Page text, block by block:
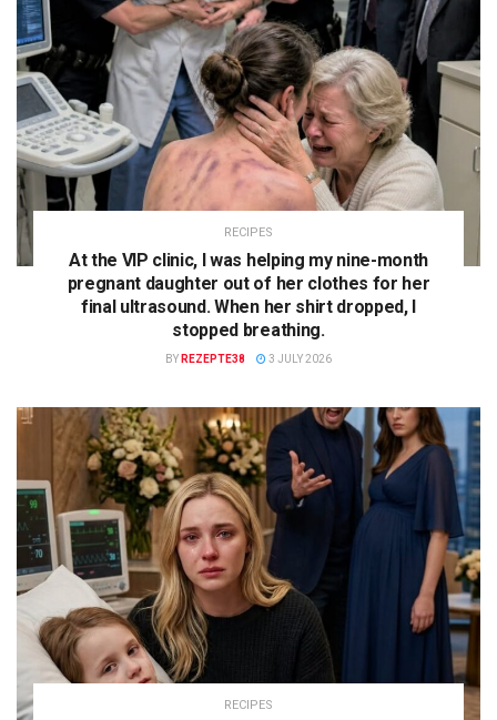
RECIPES
At the VIP clinic, I was helping my nine-month
pregnant daughter out of her clothes for her
final ultrasound. When her shirt dropped, I
stopped breathing.
BY REZEPTE38 3 JULY 2026
RECIPES